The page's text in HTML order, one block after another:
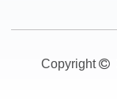
Copyright